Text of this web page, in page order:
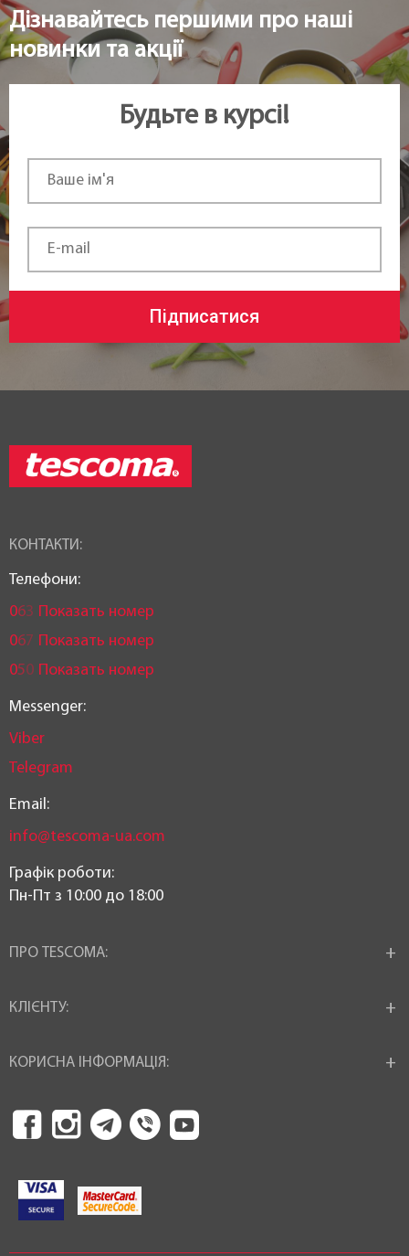
Дізнавайтесь першими про наші
новинки та акції
Будьте в курсі!
Підписатися
КОНТАКТИ:
Телефони:
063 Показать номер
067 Показать номер
050 Показать номер
Messenger:
Viber
Telegram
Email:
info@tescoma-ua.com
Графік роботи:
Пн-Пт з 10:00 до 18:00
ПРО TESCOMA:
КЛІЄНТУ:
КОРИСНА ІНФОРМАЦІЯ: